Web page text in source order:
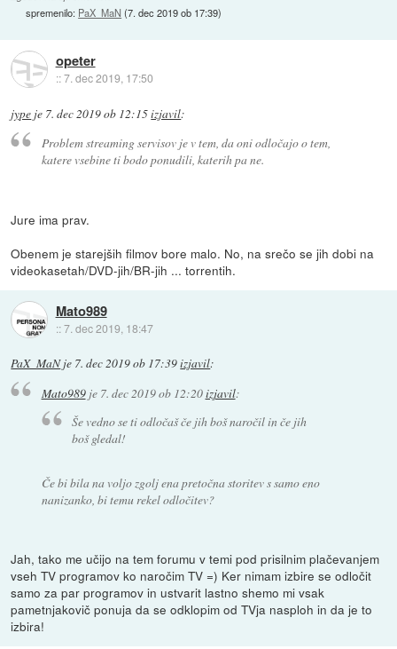
spremenilo: PaX_MaN (7. dec 2019 ob 17:39)
opeter
::7. dec 2019, 17:50
jype je 7. dec 2019 ob 12:15izjavil:
Problem streaming servisov je v tem, da oni odločajo o tem,
katere vsebine ti bodo ponudili, katerih pa ne.
Jure ima prav.
Obenem je starejših filmov bore malo. No, na srečo se jih dobi na
videokasetah/DVD-jih/BR-jih ... torrentih.
Mato989
::7. dec 2019, 18:47
PaX_MaNje 7. dec 2019 ob 17:39izjavil:
Mato989je 7. dec 2019 ob 12:20izjavil:
Še vedno se ti odločaš če jih boš naročil in če jih
boš gledal!
Če bi bila na voljo zgolj ena pretočna storitev s samo eno
nanizanko, bi temu rekel odločitev?
Jah, tako me učijo na tem forumu v temi pod prisilnim plačevanjem
vseh TV programov ko naročim TV =) Ker nimam izbire se odločit
samo za par programov in ustvarit lastno shemo mi vsak
pametnjakovič ponuja da se odklopim od TVja nasploh in da je to
izbira!